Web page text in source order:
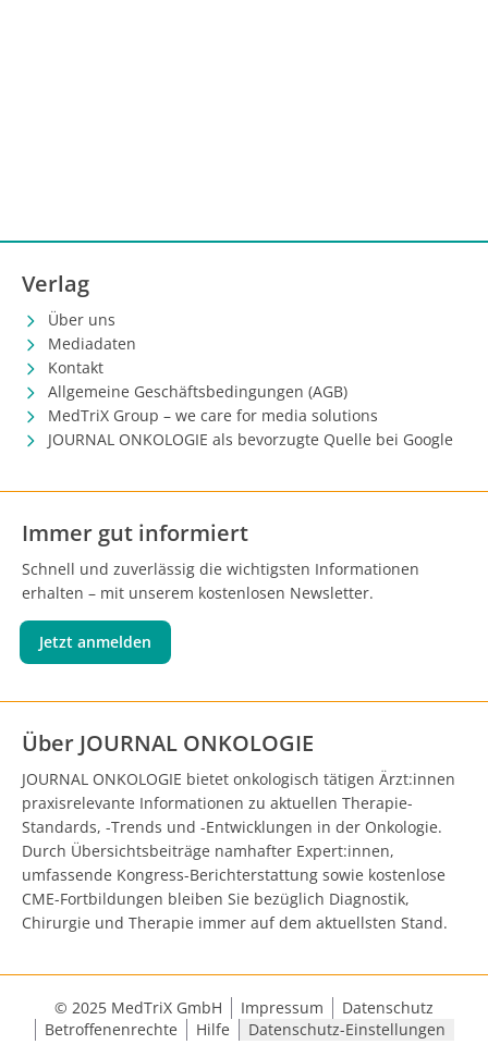
Verlag
Über uns
Mediadaten
Kontakt
Allgemeine Geschäftsbedingungen (AGB)
MedTriX Group – we care for media solutions
JOURNAL ONKOLOGIE als bevorzugte Quelle bei Google
Immer gut informiert
Schnell und zuverlässig die wichtigsten Informationen
erhalten – mit unserem kostenlosen Newsletter.
Jetzt anmelden
Über JOURNAL ONKOLOGIE
JOURNAL ONKOLOGIE bietet onkologisch tätigen Ärzt:innen
praxisrelevante Informationen zu aktuellen Therapie-
Standards, -Trends und -Entwicklungen in der Onkologie.
Durch Übersichtsbeiträge namhafter Expert:innen,
umfassende Kongress-Berichterstattung sowie kostenlose
CME-Fortbildungen bleiben Sie bezüglich Diagnostik,
Chirurgie und Therapie immer auf dem aktuellsten Stand.
© 2025 MedTriX GmbH Impressum
Datenschutz
Betroffenenrechte
Hilfe Datenschutz-Einstellungen